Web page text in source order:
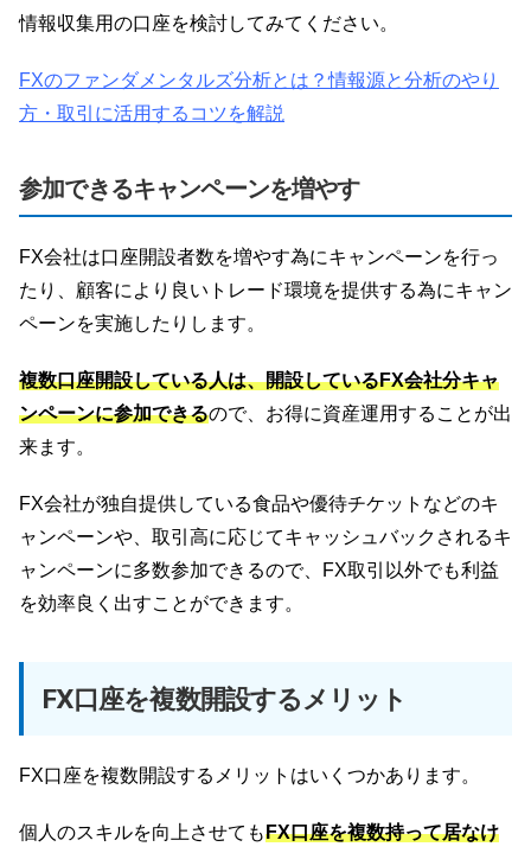
情報収集用の口座を検討してみてください。
FXのファンダメンタルズ分析とは？情報源と分析のやり
方・取引に活用するコツを解説
参加できるキャンペーンを増やす
FX会社は口座開設者数を増やす為にキャンペーンを行っ
たり、顧客により良いトレード環境を提供する為にキャン
ペーンを実施したりします。
複数口座開設している人は、開設しているFX会社分キャ
ンペーンに参加できるので、お得に資産運用することが出
来ます。
FX会社が独自提供している食品や優待チケットなどのキ
ャンペーンや、取引高に応じてキャッシュバックされるキ
ャンペーンに多数参加できるので、FX取引以外でも利益
を効率良く出すことができます。
FX口座を複数開設するメリット
FX口座を複数開設するメリットはいくつかあります。
個人のスキルを向上させてもFX口座を複数持って居なけ